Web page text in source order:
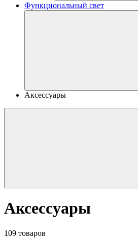
Функциональный свет
Аксессуары
Аксессуары
109 товаров